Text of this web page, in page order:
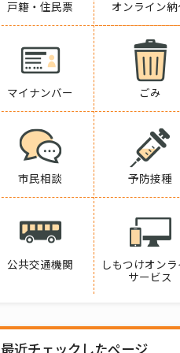
戸籍・住民票 オンライン
マイナンバー ごみ
市民相談 予防接種
公共交通機関
しもつけオン
サービス
最近チェックしたページ